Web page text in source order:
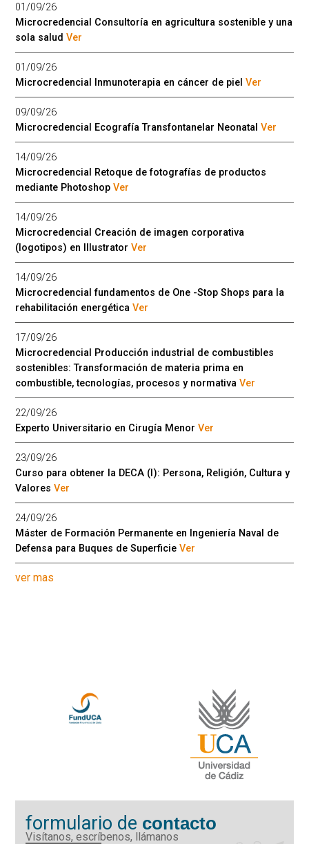
01/09/26
Microcredencial Consultoría en agricultura sostenible y una
sola saludVer
01/09/26
Microcredencial Inmunoterapia en cáncer de pielVer
09/09/26
Microcredencial Ecografía Transfontanelar NeonatalVer
14/09/26
Microcredencial Retoque de fotografías de productos
mediante PhotoshopVer
14/09/26
Microcredencial Creación de imagen corporativa
(logotipos) en IllustratorVer
14/09/26
Microcredencial fundamentos de One -Stop Shops para la
rehabilitación energéticaVer
17/09/26
Microcredencial Producción industrial de combustibles
sostenibles: Transformación de materia prima en
combustible, tecnologías, procesos y normativaVer
22/09/26
Experto Universitario en Cirugía MenorVer
23/09/26
Curso para obtener la DECA (I): Persona, Religión, Cultura y
ValoresVer
24/09/26
Máster de Formación Permanente en Ingeniería Naval de
Defensa para Buques de SuperficieVer
ver mas
formulario de contacto
Visítanos, escríbenos, llámanos